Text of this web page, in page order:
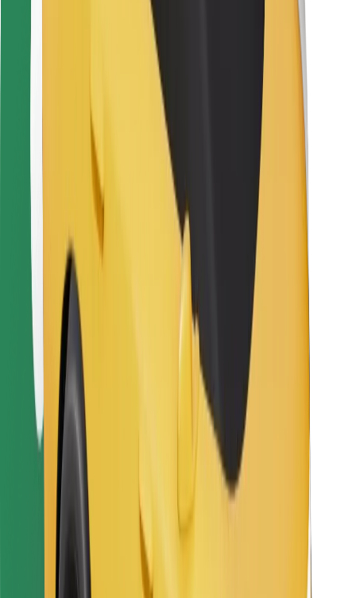
Biznes üçün Bolt
Qaydalar və Şərtlər
Kukilər
Təhlükəsizlik
Dəqiqələr ərzində gediş əldə et!
Bolt tətbiqini endir
Sevdiyiniz yeməyi tapın!
Bolt Food tətbiqini endir